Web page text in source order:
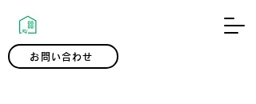
お問い合わせ